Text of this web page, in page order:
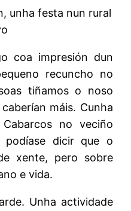
unha festa nun rural
coa impresión dun
recuncho no
tiñamos o noso
máis. Cunha
no veciño
podíase dicir que o
xente, pero sobre
e vida.
Unha actividade